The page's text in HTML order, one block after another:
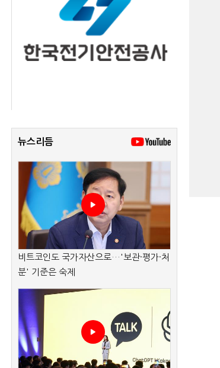
뉴스리듬
비트코인도 국가자산으로…'보관·평가·처
분' 기준은 숙제